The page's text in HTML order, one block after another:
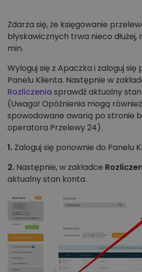
Nadawanie
Koszyk zleceń, importy,
Przesyłki krajowe
Przesyłki międzynarodowe
Apaczka PRO
Zdarza się, że księgowanie
błyskawicznych trwa nieco dłużej,
min.
Wyloguj się z Apaczka i zaloguj się
Panelu Klienta. Następnie w
Rozliczenia sprawdź aktualny
(Uwaga! Opóźnienia mogą
spowodowane awarią po stronie
operatora Przelewy 24).
1. Zaloguj się ponownie do Panelu
2. Następnie, w zakładce
aktualny stan konta.